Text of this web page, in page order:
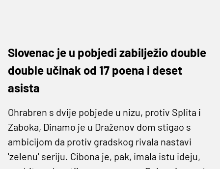
Slovenac je u pobjedi zabilježio double
double učinak od 17 poena i deset
asista
Ohrabren s dvije pobjede u nizu, protiv Splita i
Zaboka, Dinamo je u Draženov dom stigao s
ambicijom da protiv gradskog rivala nastavi
'zelenu' seriju. Cibona je, pak, imala istu ideju,